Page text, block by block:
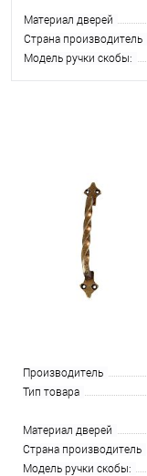
Материал дверей
Страна производитель
Модель ручки скобы:
Производитель
Тип товара
Материал дверей
Страна производитель
Модель ручки скобы: